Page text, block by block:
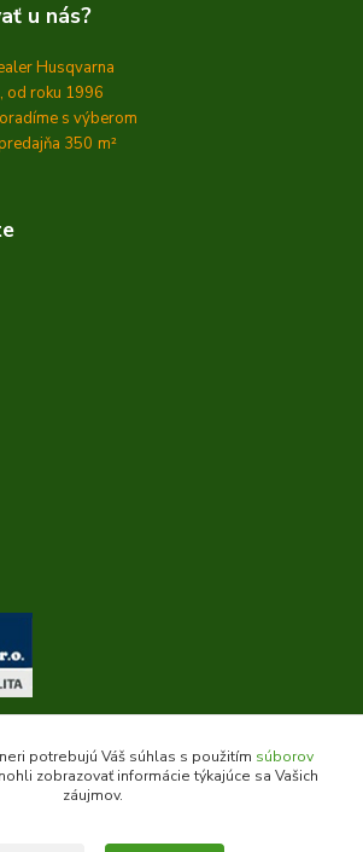
u nás?
Husqvarna
od roku 1996
s výberom
350 m²
potrebujú Váš súhlas s použitím súborov
zobrazovať informácie týkajúce sa Vašich
záujmov.